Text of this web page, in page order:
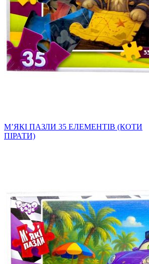
МʼЯКІ ПАЗЛИ 35 ЕЛЕМЕНТІВ (КОТИ
ПІРАТИ)